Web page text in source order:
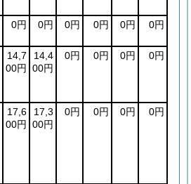
0円 0円 0円 0円 0円 0円
14,7
00円
14,4
00円
0円 0円 0円 0円
17,6
00円
17,3
00円
0円 0円 0円 0円